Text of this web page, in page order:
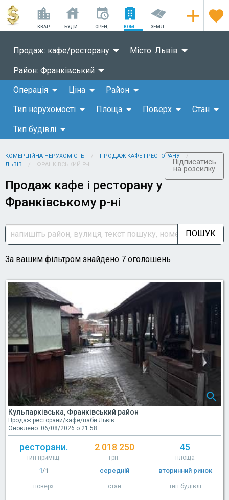
КВАРТИРИ БУДИНКИ ОРЕНДА КОМ.НЕРУХОМІСТЬ
ЗЕМЛЯ
Продаж: кафе/ресторану Місто: Львів
Район: Франківський
Операція Ціна Район
Тип нерухомості Площа Поверх Стан
Тип будівлі
Підписатись
на розсилку
КОМЕРЦІЙНА НЕРУХОМІСТЬ
ПРОДАЖ КАФЕ І РЕСТОРАНУ
ЛЬВІВ
ФРАНКІВСЬКИЙ Р-Н
Продаж кафе і ресторану у
Франківському р-ні
ПОШУК
За вашим фільтром знайдено 7 оголошень
Кульпарківська, Франківський район
Продаж ресторани/кафе/паби Львів
Оновлено: 06/08/2026 о 21:58
ресторани.
тип приміщ.
2 018 250
грн.
45
площа
1/1
поверх
середній
стан
вторинний ринок
тип будівлі